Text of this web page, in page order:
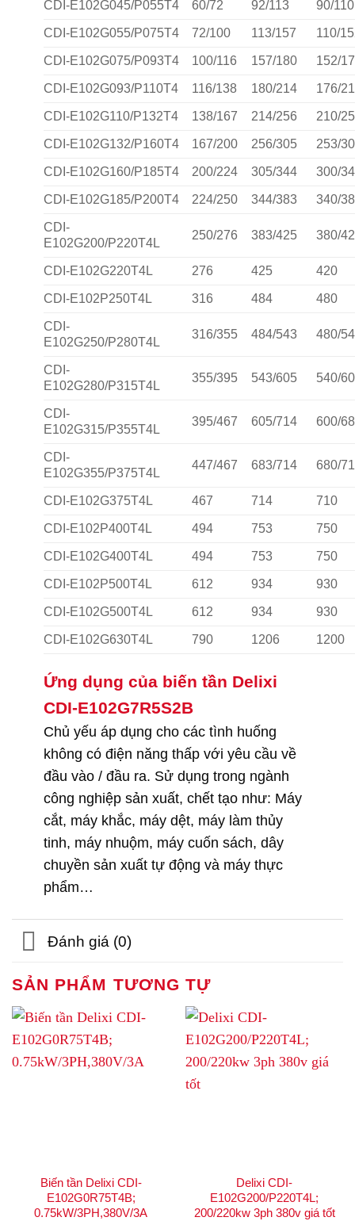
CDI-E102G045/P055T4 60/72 92/113 90/110
CDI-E102G055/P075T4 72/100 113/157 110/
CDI-E102G075/P093T4 100/116 157/180 152/
CDI-E102G093/P110T4 116/138 180/214 176/
CDI-E102G110/P132T4 138/167 214/256 210/
CDI-E102G132/P160T4 167/200 256/305 253/
CDI-E102G160/P185T4 200/224 305/344 300/
CDI-E102G185/P200T4 224/250 344/383 340/
CDI-
E102G200/P220T4L
250/276 383/425 380/
CDI-E102G220T4L 276 425 420
CDI-E102P250T4L 316 484 480
CDI-
E102G250/P280T4L
316/355 484/543 480/
CDI-
E102G280/P315T4L
355/395 543/605 540/
CDI-
E102G315/P355T4L
395/467 605/714 600/
CDI-
E102G355/P375T4L
447/467 683/714 680/
CDI-E102G375T4L 467 714 710
CDI-E102P400T4L 494 753 750
CDI-E102G400T4L 494 753 750
CDI-E102P500T4L 612 934 930
CDI-E102G500T4L 612 934 930
CDI-E102G630T4L 790 1206 1200
Ứng dụng của biến tần Delixi
CDI-E102G7R5S2B
Chủ yếu áp dụng cho các tình huống
không có điện năng thấp với yêu cầu về
đầu vào / đầu ra. Sử dụng trong ngành
công nghiệp sản xuất, chết tạo như: Máy
cắt, máy khắc, máy dệt, máy làm thủy
tinh, máy nhuộm, máy cuốn sách, dây
chuyền sản xuất tự động và máy thực
phẩm…
Đánh giá (0)
SẢN PHẨM TƯƠNG TỰ
Biến tần Delixi CDI-
E102G0R75T4B;
0.75kW/3PH,380V/3A
Delixi CDI-
E102G200/P220T4L;
200/220kw 3ph 380v giá tốt